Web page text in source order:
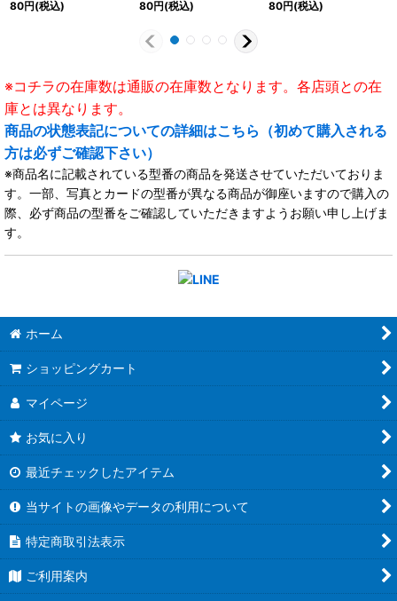
80円(税込)
80円(税込) 80円(税込)
※コチラの在庫数は通販の在庫数となります。各店頭との在
庫とは異なります。
商品の状態表記についての詳細はこちら（初めて購入される
方は必ずご確認下さい）
※商品名に記載されている型番の商品を発送させていただいておりま
す。一部、写真とカードの型番が異なる商品が御座いますので購入の
際、必ず商品の型番をご確認していただきますようお願い申し上げま
す。
ホーム
ショッピングカート
マイページ
お気に入り
最近チェックしたアイテム
当サイトの画像やデータの利用について
特定商取引法表示
ご利用案内